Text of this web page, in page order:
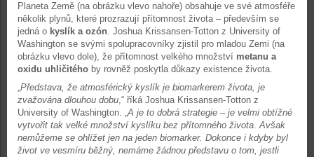
Planeta Země (na obrázku vlevo nahoře) obsahuje ve své atmosféře
několik plynů, které prozrazují přítomnost života – především se
jedná o kyslík a ozón. Joshua Krissansen-Totton z University of
Washington se svými spolupracovníky zjistil pro mladou Zemi (na
obrázku vlevo dole), že přítomnost velkého množství metanu a
oxidu uhličitého by rovněž poskytla důkazy existence života.
„Představa, že atmosférický kyslík je biomarkerem života, je
zvažována dlouhou dobu,“ říká Joshua Krissansen-Totton z
University of Washington. „A je to dobrá strategie – je velmi obtížné
vytvořit tak velké množství kyslíku bez přítomného života.Avšak
nemůžeme se ohlížet jen na jeden biomarker. Dokonce i kdyby byl
život ve vesmíru běžný, nemáme žádnou představu o tom, jestli